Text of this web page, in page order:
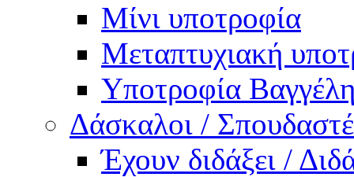
Μίνι υποτροφία
Μεταπτυχιακή
Υποτροφία
Δάσκαλοι /
Έχουν διδάξει /